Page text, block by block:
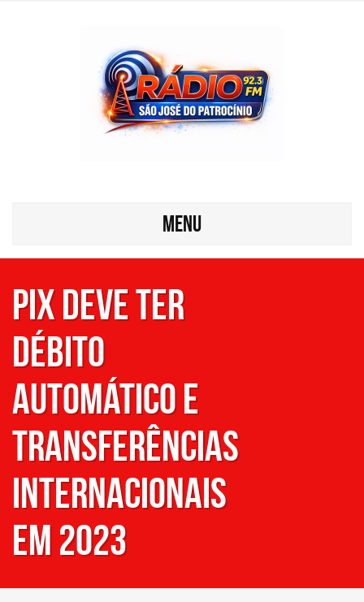
MENU
Pix deve ter
débito
automático e
transferências
internacionais
em 2023